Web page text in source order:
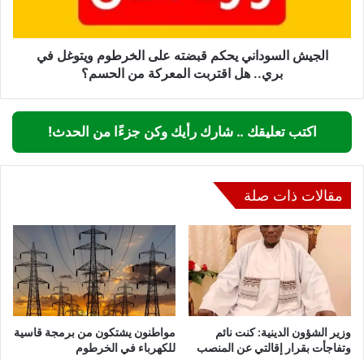
بري..
الحسم؟
الجيش السوداني يحكم قبضته على الخرطوم ويتوغل في
بري.. هل اقتربت المعركة من الحسم؟
اكتب تعليقك .. شارك رأيك وكن جزءًا من الحدث!
مقالات ذات صلة
وزير الشؤون الدينية: كنت نائم
وتفاجأت بقرار إقالتي عن المنصب
مواطنون يشتكون من برمجة قاسية
للكهرباء في الخرطوم